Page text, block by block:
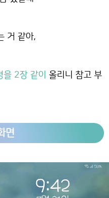
거 같아,
을 2장 같이 올리니 참고 부
면